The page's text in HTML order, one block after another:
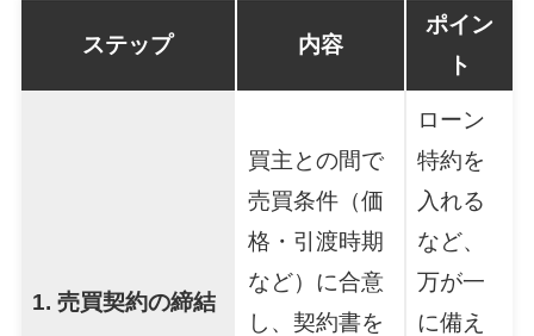
ステップ 内容
ポイン
ト
1. 売買契約の締結
買主との間で
売買条件（価
格・引渡時期
など）に合意
し、契約書を
ローン
特約を
入れる
など、
万が一
に備え